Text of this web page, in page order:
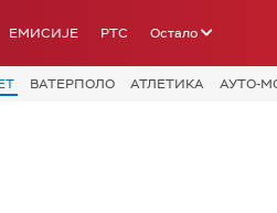
ЕМИСИЈЕ РТС Остало
ВАТЕРПОЛО АТЛЕТИКА АУТО-